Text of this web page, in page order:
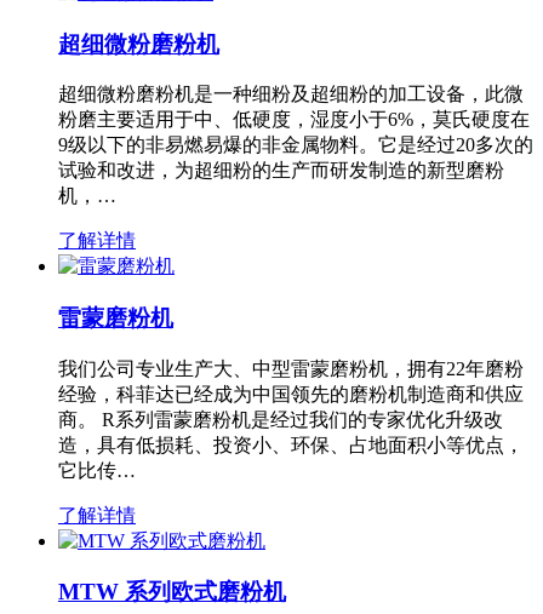
超细微粉磨粉机
超细微粉磨粉机是一种细粉及超细粉的加工设备，此微
粉磨主要适用于中、低硬度，湿度小于6%，莫氏硬度在
9级以下的非易燃易爆的非金属物料。它是经过20多次的
试验和改进，为超细粉的生产而研发制造的新型磨粉
机，…
了解详情
雷蒙磨粉机
我们公司专业生产大、中型雷蒙磨粉机，拥有22年磨粉
经验，科菲达已经成为中国领先的磨粉机制造商和供应
商。 R系列雷蒙磨粉机是经过我们的专家优化升级改
造，具有低损耗、投资小、环保、占地面积小等优点，
它比传…
了解详情
MTW 系列欧式磨粉机